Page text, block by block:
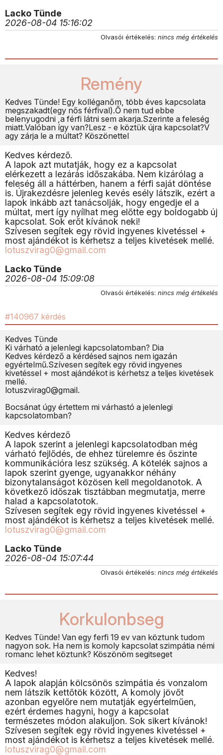
Lacko Tünde
2026-08-04 15:16:02
Olvasói értékelés: nincs még értékelés
Remény
Kedves Tünde! Egy kolléganőm, több éves kapcsolata
megszakadt(egy nős férfival).Ő nem tud ebbe
belenyugodni ,a férfi látni sem akarja.Szerinte a feleség
miatt.Valóban így van?Lesz - e köztük újra kapcsolat?V
agy zárja le a múltat? Köszönettel
Kedves kérdező.
A lapok azt mutatják, hogy ez a kapcsolat
elérkezett a lezárás időszakába. Nem kizárólag a
feleség áll a háttérben, hanem a férfi saját döntése
is. Újrakezdésre jelenleg kevés esély látszik, ezért a
lapok inkább azt tanácsolják, hogy engedje el a
múltat, mert így nyílhat meg előtte egy boldogabb új
kapcsolat. Sok erőt kívánok neki!
Szívesen segítek egy rövid ingyenes kivetéssel +
most ajándékot is kérhetsz a teljes kivetések mellé.
lotuszvirag0@gmail.com
Lacko Tünde
2026-08-04 15:09:08
Olvasói értékelés: nincs még értékelés
#140967 kérdés
Kedves Tünde
Ki várható a jelenlegi kapcsolatomban? Dia
Kedves kérdező a kérdésed sajnos nem igazán
egyértelmű.Szívesen segítek egy rövid ingyenes
kivetéssel + most ajándékot is kérhetsz a teljes kivetések
mellé.
lotuszvirag0@gmail.
Bocsánat úgy értettem mi várhastó a jelenlegi
kapcsolatomban?
Kedves kérdező
A lapok szerint a jelenlegi kapcsolatodban még
várható fejlődés, de ehhez türelemre és őszinte
kommunikációra lesz szükség. A kötelék sajnos a
lapok szerint gyenge, ugyanakkor néhány
bizonytalanságot közösen kell megoldanotok. A
következő időszak tisztábban megmutatja, merre
halad a kapcsolatotok.
Szívesen segítek egy rövid ingyenes kivetéssel +
most ajándékot is kérhetsz a teljes kivetések mellé.
lotuszvirag0@gmail.com
Lacko Tünde
2026-08-04 15:07:44
Olvasói értékelés: nincs még értékelés
Korkulonbseg
Kedves Tünde! Van egy ferfi 19 ev van köztunk tudom
nagyon sok. Ha nem is komoly kapcsolat szimpátia némi
romanc lehet köztunk? Köszönöm segitseget
Kedves!
A lapok alapján kölcsönös szimpátia és vonzalom
nem látszik kettőtök között, A komoly jövőt
azonban egyelőre nem mutatják egyértelműen,
ezért érdemes hagyni, hogy a kapcsolat
természetes módon alakuljon. Sok sikert kívánok!
Szívesen segítek egy rövid ingyenes kivetéssel +
most ajándékot is kérhetsz a teljes kivetések mellé.
lotuszvirag0@gmail.com